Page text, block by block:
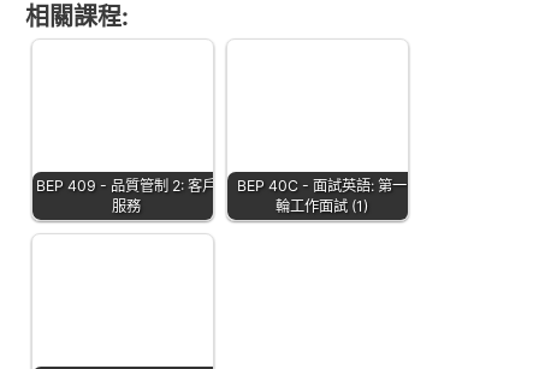
相關課程:
BEP 409 - 品質管制 2: 客戶
服務
BEP 40C - 面試英語: 第一
輪工作面試 (1)